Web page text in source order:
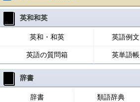
英和和英
英和・和英 英語例文
英語の質問箱 英単語帳
辞書
辞書 類語辞典